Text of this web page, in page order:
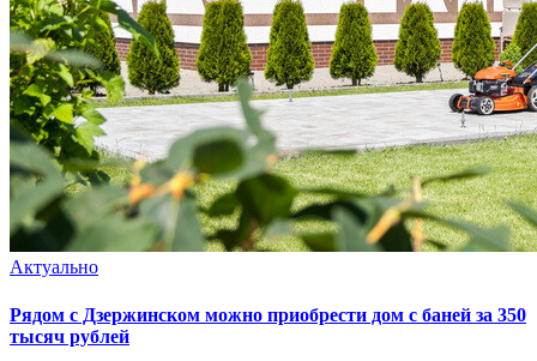
Актуально
Рядом с Дзержинском можно приобрести дом с баней за 350
тысяч рублей